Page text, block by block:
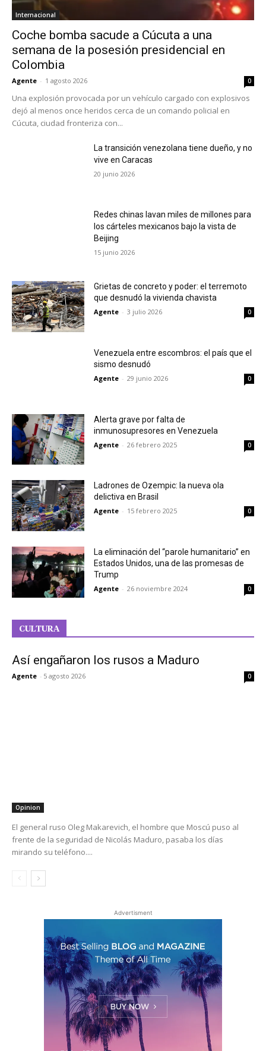
Internacional
Coche bomba sacude a Cúcuta a una
semana de la posesión presidencial en
Colombia
Agente - 1 agosto 2026 0
Una explosión provocada por un vehículo cargado con explosivos
dejó al menos once heridos cerca de un comando policial en
Cúcuta, ciudad fronteriza con...
La transición venezolana tiene dueño, y no
vive en Caracas
20 junio 2026
Redes chinas lavan miles de millones para
los cárteles mexicanos bajo la vista de
Beijing
15 junio 2026
Grietas de concreto y poder: el terremoto
que desnudó la vivienda chavista
Agente - 3 julio 2026 0
Venezuela entre escombros: el país que el
sismo desnudó
Agente - 29 junio 2026 0
Alerta grave por falta de
inmunosupresores en Venezuela
Agente - 26 febrero 2025 0
Ladrones de Ozempic: la nueva ola
delictiva en Brasil
Agente - 15 febrero 2025 0
La eliminación del “parole humanitario” en
Estados Unidos, una de las promesas de
Trump
Agente - 26 noviembre 2024 0
CULTURA
Así engañaron los rusos a Maduro
Agente - 5 agosto 2026 0
Opinion
El general ruso Oleg Makarevich, el hombre que Moscú puso al
frente de la seguridad de Nicolás Maduro, pasaba los días
mirando su teléfono....
Advertisment